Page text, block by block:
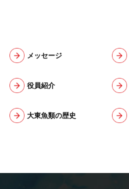
メッセージ
役員紹介
大東魚類の歴史